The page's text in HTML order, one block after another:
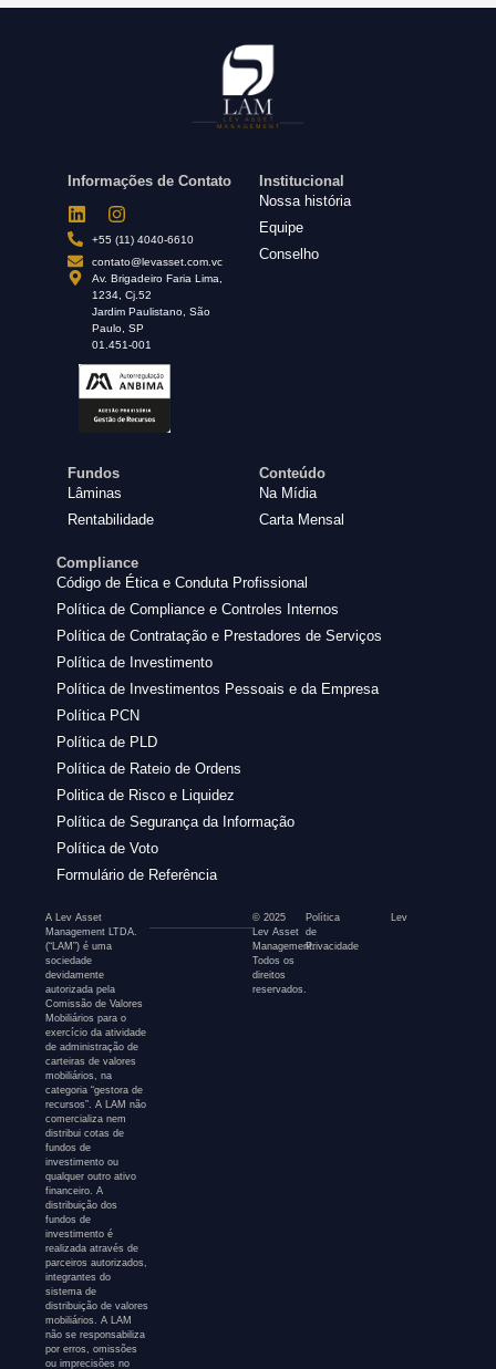
Informações de Contato
+55 (11) 4040-6610
contato@levasset.com.vc
Av. Brigadeiro Faria Lima,
1234, Cj.52
Jardim Paulistano, São
Paulo, SP
01.451-001
Institucional
Nossa história
Equipe
Conselho
Fundos
Lâminas
Rentabilidade
Conteúdo
Na Mídia
Carta Mensal
Compliance
Código de Ética e Conduta Profissional
Política de Compliance e Controles Internos
Política de Contratação e Prestadores de Serviços
Política de Investimento
Política de Investimentos Pessoais e da Empresa
Política PCN
Política de PLD
Política de Rateio de Ordens
Politica de Risco e Liquidez
Política de Segurança da Informação
Política de Voto
Formulário de Referência
A Lev Asset
Management LTDA.
(“LAM”) é uma
sociedade
devidamente
autorizada pela
Comissão de Valores
Mobiliários para o
exercício da atividade
de administração de
carteiras de valores
mobiliários, na
categoria “gestora de
recursos”. A LAM não
comercializa nem
distribui cotas de
fundos de
investimento ou
qualquer outro ativo
financeiro. A
distribuição dos
fundos de
investimento é
realizada através de
parceiros autorizados,
integrantes do
sistema de
distribuição de valores
mobiliários. A LAM
não se responsabiliza
por erros, omissões
ou imprecisões no
© 2025
Lev Asset
Management.
Todos os
direitos
reservados.
Política
de
Privacidade
Lev